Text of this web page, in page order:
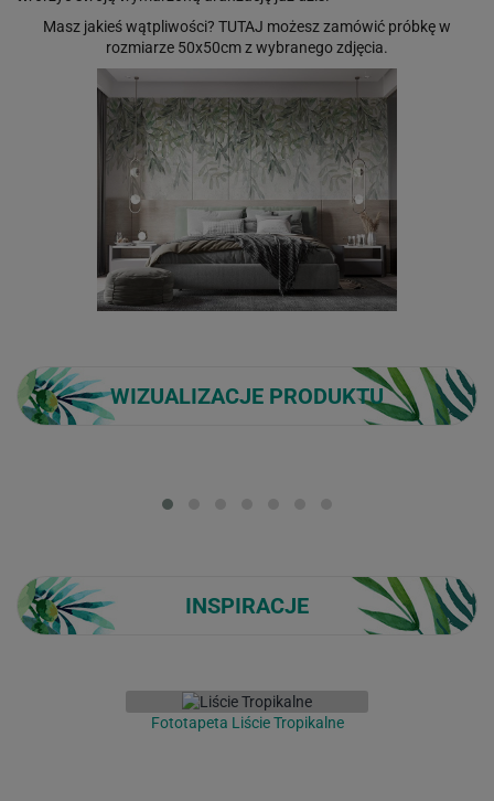
Masz jakieś wątpliwości? TUTAJ możesz zamówić próbkę w
rozmiarze 50x50cm z wybranego zdjęcia.
WIZUALIZACJE PRODUKTU
INSPIRACJE
Fototapeta Liście Tropikalne